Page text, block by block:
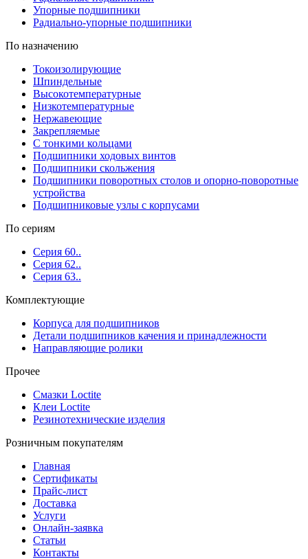
Упорные подшипники
Радиально-упорные подшипники
По назначению
Токоизолирующие
Шпиндельные
Высокотемпературные
Низкотемпературные
Нержавеющие
Закрепляемые
С тонкими кольцами
Подшипники ходовых винтов
Подшипники скольжения
Подшипники поворотных столов и опорно-поворотные
устройства
Подшипниковые узлы с корпусами
По сериям
Серия 60..
Серия 62..
Серия 63..
Комплектующие
Корпуса для подшипников
Детали подшипников качения и принадлежности
Направляющие ролики
Прочее
Смазки Loctite
Клеи Loctite
Резинотехнические изделия
Розничным покупателям
Главная
Сертификаты
Прайс-лист
Доставка
Услуги
Онлайн-заявка
Статьи
Контакты